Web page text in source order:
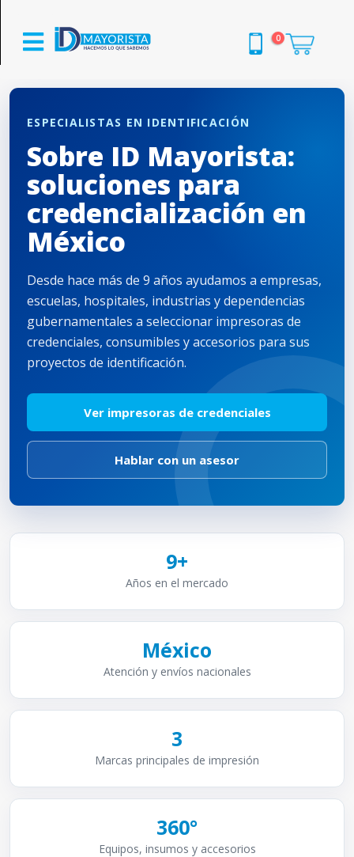
0
ESPECIALISTAS EN IDENTIFICACIÓN
Sobre ID Mayorista:
soluciones para
credencialización en
México
Desde hace más de 9 años ayudamos a empresas,
escuelas, hospitales, industrias y dependencias
gubernamentales a seleccionar impresoras de
credenciales, consumibles y accesorios para sus
proyectos de identificación.
Ver impresoras de credenciales
Hablar con un asesor
9+
Años en el mercado
México
Atención y envíos nacionales
3
Marcas principales de impresión
360°
Equipos, insumos y accesorios